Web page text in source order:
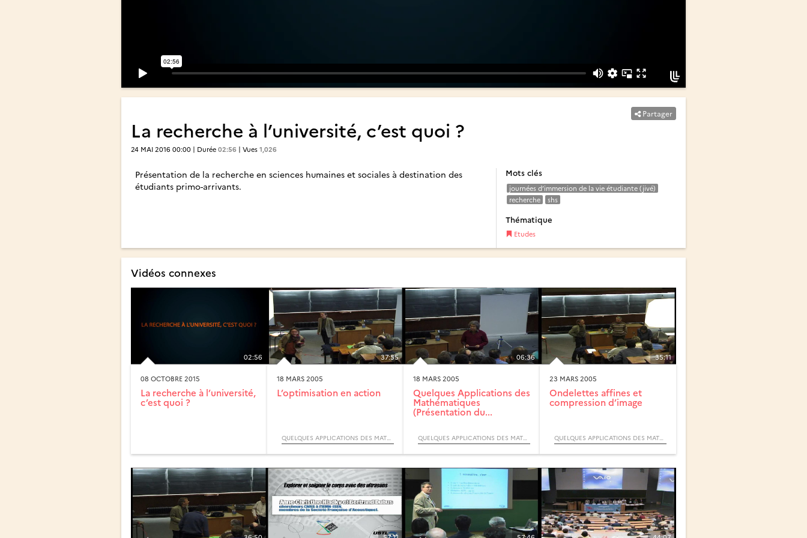
Partager
La recherche à l’université, c’est quoi ?
24 MAI 2016 00:00 | Durée 02:56 | Vues 1,026
Présentation de la recherche en sciences humaines et sociales à destination des
étudiants primo-arrivants.
Mots clés
journées d’immersion de la vie étudiante (jivé)
recherche
shs
Thématique
Etudes
Vidéos connexes
02:56
08 OCTOBRE 2015
La recherche à l’université,
c’est quoi ?
37:55
18 MARS 2005
L’optimisation en action
QUELQUES APPLICATIONS DES MATHÉMATIQUES (COLLOQUE)
06:36
18 MARS 2005
Quelques Applications des
Mathématiques
(Présentation du...
QUELQUES APPLICATIONS DES MATHÉMATIQUES (COLLOQUE)
35:11
23 MARS 2005
Ondelettes affines et
compression d’image
QUELQUES APPLICATIONS DES MATHÉMATIQUES (COLLOQUE)